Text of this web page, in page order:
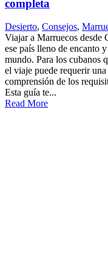
completa
Desierto, Consejos,
Viajar a Marruecos desde
ese país lleno de encanto
mundo. Para los cubanos
el viaje puede requerir
comprensión de los
Esta guía te...
Read More